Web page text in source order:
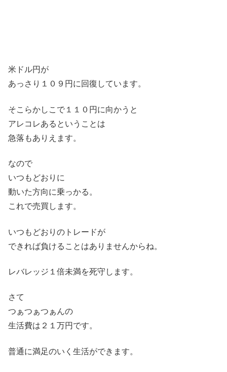
米ドル円が
あっさり１０９円に回復しています。
そこらかしこで１１０円に向かうと
アレコレあるということは
急落もありえます。
なので
いつもどおりに
動いた方向に乗っかる。
これで売買します。
いつもどおりのトレードが
できれば負けることはありませんからね。
レバレッジ１倍未満を死守します。
さて
つぁつぁつぁんの
生活費は２１万円です。
普通に満足のいく生活ができます。